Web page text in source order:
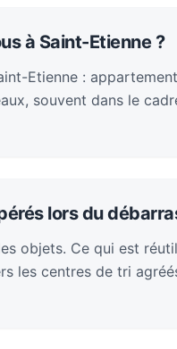
à Saint-Etienne ?
Etienne :
souvent dans le
lors du
objets. Ce qui est
les centres de tri